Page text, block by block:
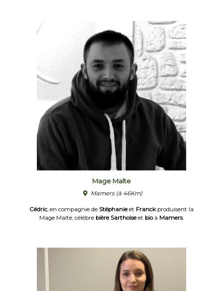
Mage Malte
Mamers(à 46Km)
Cédric , en compagnie de Stéphanieet Franck produisent la
Mage Malte, célèbre bière Sarthoiseet bioà Mamers.